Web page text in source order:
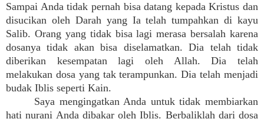
Sampai Anda tidak pernah bisa datang kepada Kristus dan
disucikan oleh Darah yang Ia telah tumpahkan di kayu
Salib. Orang yang tidak bisa lagi merasa bersalah karena
dosanya tidak akan bisa diselamatkan. Dia telah tidak
diberikan kesempatan lagi oleh Allah. Dia telah
melakukan dosa yang tak terampunkan. Dia telah menjadi
budak Iblis seperti Kain.
Saya mengingatkan Anda untuk tidak membiarkan
hati nurani Anda dibakar oleh Iblis. Berbaliklah dari dosa